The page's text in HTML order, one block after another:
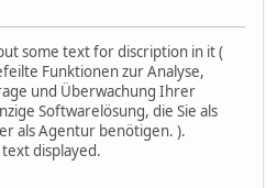
some text for discription in it (
Funktionen zur Analyse,
und Überwachung Ihrer
Softwarelösung, die Sie als
als Agentur benötigen. ).
displayed.